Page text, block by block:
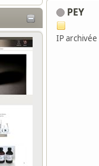
PEY
IP archivée